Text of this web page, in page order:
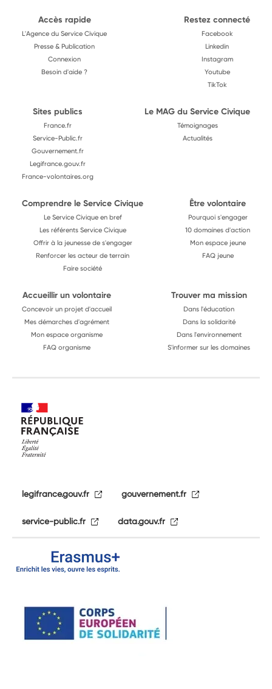
Accès rapide
L'Agence du Service Civique
Presse & Publication
Connexion
Besoin d'aide ?
Restez connecté
Facebook
Linkedin
Instagram
Youtube
TikTok
Sites publics
France.fr
Service-Public.fr
Gouvernement.fr
Legifrance.gouv.fr
France-volontaires.org
Le MAG du Service Civique
Témoignages
Actualités
Comprendre le Service Civique
Le Service Civique en bref
Les référents Service Civique
Offrir à la jeunesse de s'engager
Renforcer les acteur de terrain
Faire société
Être volontaire
Pourquoi s'engager
10 domaines d'action
Mon espace jeune
FAQ jeune
Accueillir un volontaire
Concevoir un projet d'accueil
Mes démarches d'agrément
Mon espace organisme
FAQ organisme
Trouver ma mission
Dans l'éducation
Dans la solidarité
Dans l'environnement
S'informer sur les domaines
legifrance.gouv.fr gouvernement.fr
service-public.fr data.gouv.fr